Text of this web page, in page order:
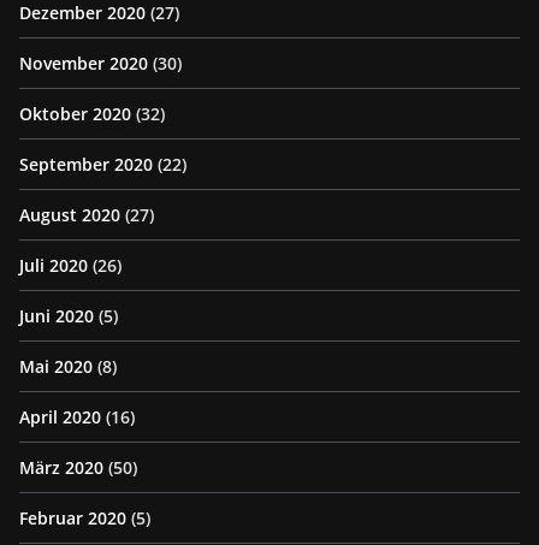
Dezember 2020 (27)
November 2020 (30)
Oktober 2020 (32)
September 2020 (22)
August 2020 (27)
Juli 2020 (26)
Juni 2020 (5)
Mai 2020 (8)
April 2020 (16)
März 2020 (50)
Februar 2020 (5)